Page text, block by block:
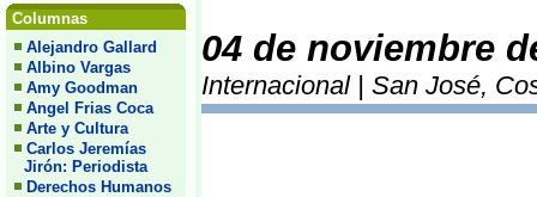
Columnas
Alejandro Gallard
Albino Vargas
Amy Goodman
Angel Frias Coca
Arte y Cultura
Carlos Jeremías
Jirón: Periodista
Derechos Humanos
04 de noviembre
Internacional | San José,